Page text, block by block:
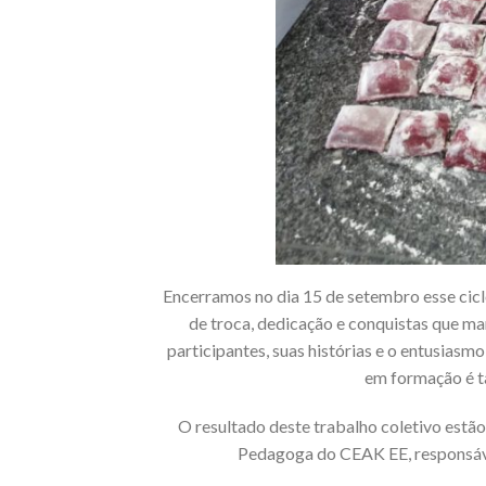
Encerramos no dia 15 de setembro esse
de troca, dedicação e conquistas que
participantes, suas histórias e o
em formação é
O resultado deste trabalho coletivo
Pedagoga do CEAK EE,